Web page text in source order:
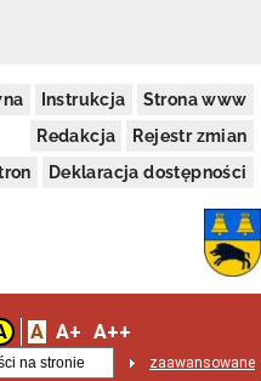
Instrukcja
Strona www
Redakcja
Rejestr zmian
Deklaracja dostępności
A A+ A++
zaawansowane